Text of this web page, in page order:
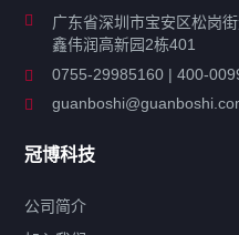
工业超声波清洗设备
特种超声波洗净产品
超声波配件
广东省深圳市宝安区松岗
鑫伟润高新园2栋401
0755-29985160 | 400-
冠博科技
公司简介